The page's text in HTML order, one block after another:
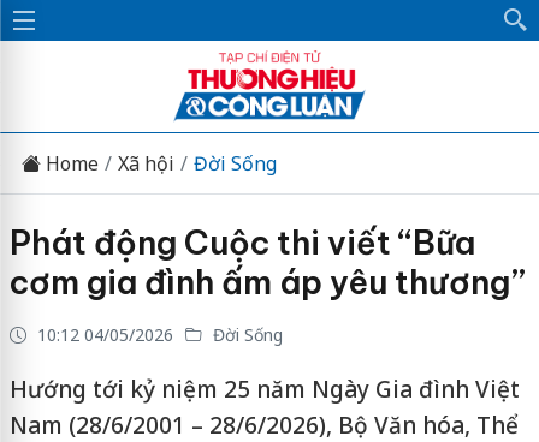
Home Xã hội Đời Sống
Phát động Cuộc thi viết “Bữa
cơm gia đình ấm áp yêu thương”
10:12 04/05/2026 Đời Sống
Hướng tới kỷ niệm 25 năm Ngày Gia đình Việt
Nam (28/6/2001 – 28/6/2026), Bộ Văn hóa, Thể